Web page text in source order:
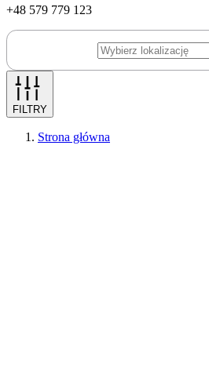
+48 579 779 123
FILTRY
Strona główna